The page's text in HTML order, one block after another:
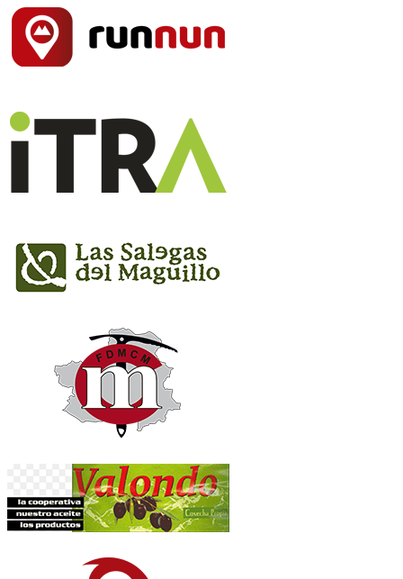
2023, dorsal, recorrido señalizado, cronometraje,
avituallamientos, vestuarios-duchas-wc., servicio
camiseta técnica conmemorativa.